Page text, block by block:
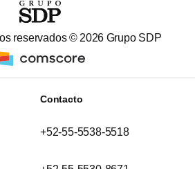
reservados © 2026 Grupo SDP
Contacto
+52-55-5538-5518